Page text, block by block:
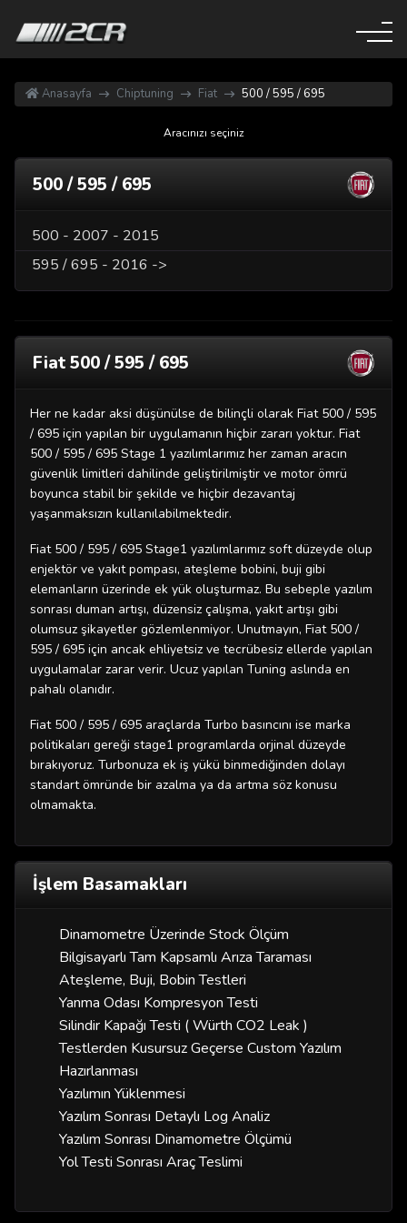
Anasayfa Chiptuning Fiat 500 / 595 / 695
Aracınızı seçiniz
500 / 595 / 695
500 - 2007 - 2015
595 / 695 - 2016 ->
Fiat 500 / 595 / 695
Her ne kadar aksi düşünülse de bilinçli olarak Fiat 500 / 595
/ 695 için yapılan bir uygulamanın hiçbir zararı yoktur. Fiat
500 / 595 / 695 Stage 1 yazılımlarımız her zaman aracın
güvenlik limitleri dahilinde geliştirilmiştir ve motor ömrü
boyunca stabil bir şekilde ve hiçbir dezavantaj
yaşanmaksızın kullanılabilmektedir.
Fiat 500 / 595 / 695 Stage1 yazılımlarımız soft düzeyde olup
enjektör ve yakıt pompası, ateşleme bobini, buji gibi
elemanların üzerinde ek yük oluşturmaz. Bu sebeple yazılım
sonrası duman artışı, düzensiz çalışma, yakıt artışı gibi
olumsuz şikayetler gözlemlenmiyor. Unutmayın, Fiat 500 /
595 / 695 için ancak ehliyetsiz ve tecrübesiz ellerde yapılan
uygulamalar zarar verir. Ucuz yapılan Tuning aslında en
pahalı olanıdır.
Fiat 500 / 595 / 695 araçlarda Turbo basıncını ise marka
politikaları gereği stage1 programlarda orjinal düzeyde
bırakıyoruz. Turbonuza ek iş yükü binmediğinden dolayı
standart ömründe bir azalma ya da artma söz konusu
olmamakta.
İşlem Basamakları
Dinamometre Üzerinde Stock Ölçüm
Bilgisayarlı Tam Kapsamlı Arıza Taraması
Ateşleme, Buji, Bobin Testleri
Yanma Odası Kompresyon Testi
Silindir Kapağı Testi ( Würth CO2 Leak )
Testlerden Kusursuz Geçerse Custom Yazılım
Hazırlanması
Yazılımın Yüklenmesi
Yazılım Sonrası Detaylı Log Analiz
Yazılım Sonrası Dinamometre Ölçümü
Yol Testi Sonrası Araç Teslimi